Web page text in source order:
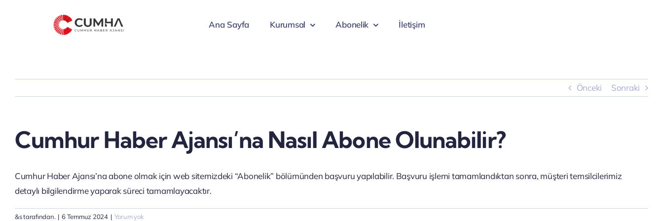
Ana Sayfa Kurumsal Abonelik İletişim
Önceki Sonraki
Cumhur Haber Ajansı’na Nasıl Abone Olunabilir?
Cumhur Haber Ajansı’na abone olmak için web sitemizdeki “Abonelik” bölümünden başvuru yapılabilir. Başvuru işlemi tamamlandıktan sonra, müşteri temsilcilerimiz
detaylı bilgilendirme yaparak süreci tamamlayacaktır.
&s tarafından. | 6 Temmuz 2024 | Yorum yok